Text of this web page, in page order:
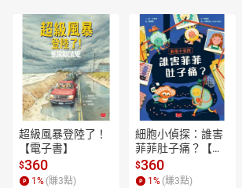
剪輯工程：Poker J
超級風暴登陸了！
【電子書】
$360
1 % (賺3點)
細胞小偵探：誰害
菲菲肚子痛？【電
子書】
$360
1 % (賺3點)